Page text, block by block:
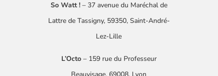
So Watt !– 37 avenue du Maréchal de
Lattre de Tassigny​, 59350, Saint-André-
Lez-Lille
L’Octo– 159 rue du Professeur